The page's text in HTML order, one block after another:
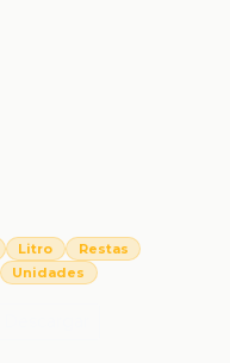
Litro
Restas
Unidades